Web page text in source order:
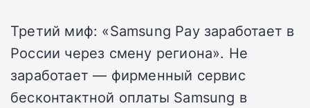
Третий миф: «Samsung Pay заработает в
России через смену региона». Не
заработает — фирменный сервис
бесконтактной оплаты Samsung в